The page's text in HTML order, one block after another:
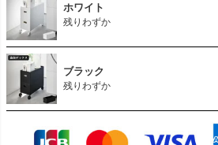
ホワイト
残りわずか
ブラック
残りわずか